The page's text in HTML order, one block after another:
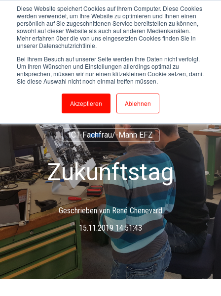
Diese Website speichert Cookies auf Ihrem Computer. Diese Cookies
werden verwendet, um Ihre Website zu optimieren und Ihnen einen
persönlich auf Sie zugeschnittenen Service bereitstellen zu können,
sowohl auf dieser Website als auch auf anderen Medienkanälen.
Mehr erfahren über die von uns eingesetzten Cookies finden Sie in
unserer Datenschutzrichtlinie.
Bei Ihrem Besuch auf unserer Seite werden Ihre Daten nicht verfolgt.
Um Ihren Wünschen und Einstellungen allerdings optimal zu
entsprechen, müssen wir nur einen klitzekleinen Cookie setzen, damit
Sie diese Auswahl nicht noch einmal treffen müssen.
Akzeptieren Ablehnen
Lehrling Nexgen AG
Betriebsinformatik
ICT-Fachfrau/-Mann EFZ
Zukunftstag
Geschrieben von René Chenevard
15.11.2019 14:51:43